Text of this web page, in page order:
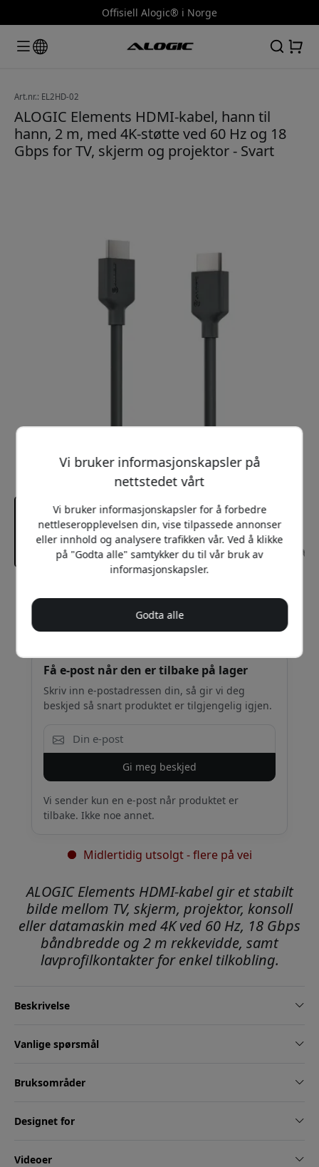
Offisiell Alogic® i Norge
Art.nr.: EL2HD-02
ALOGIC Elements HDMI-kabel, hann til
hann, 2 m, med 4K-støtte ved 60 Hz og 18
Gbps for TV, skjerm og projektor - Svart
149 NOK
Få e-post når den er tilbake på lager
Skriv inn e-postadressen din, så gir vi deg
beskjed så snart produktet er tilgjengelig igjen.
Gi meg beskjed
Vi sender kun en e-post når produktet er
tilbake. Ikke noe annet.
Midlertidig utsolgt - flere på vei
ALOGIC Elements HDMI-kabel gir et stabilt
bilde mellom TV, skjerm, projektor, konsoll
eller datamaskin med 4K ved 60 Hz, 18 Gbps
båndbredde og 2 m rekkevidde, samt
lavprofilkontakter for enkel tilkobling.
Beskrivelse
Vanlige spørsmål
Bruksområder
Designet for
Videoer
Vi bruker informasjonskapsler på
nettstedet vårt
Vi bruker informasjonskapsler for å forbedre
nettleseropplevelsen din, vise tilpassede annonser
eller innhold og analysere trafikken vår. Ved å klikke
på "Godta alle" samtykker du til vår bruk av
informasjonskapsler.
Godta alle